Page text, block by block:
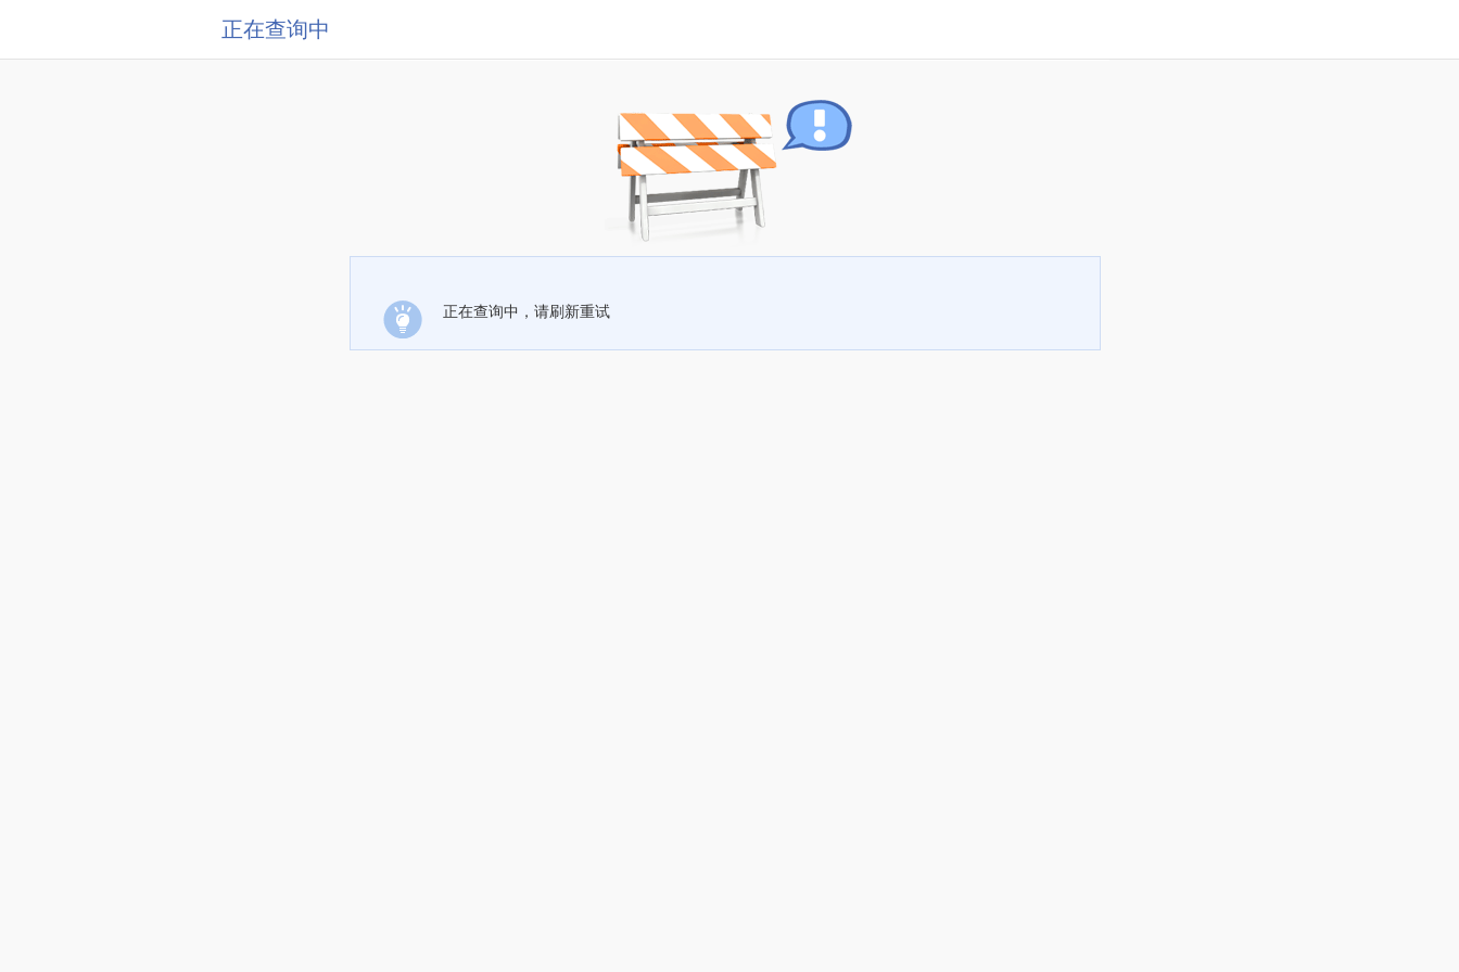
正在查询中
正在查询中，请刷新重试